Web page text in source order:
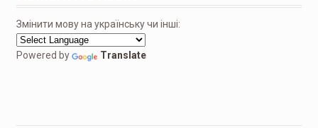
Змінити мову на українську чи інші:
Powered by Translate